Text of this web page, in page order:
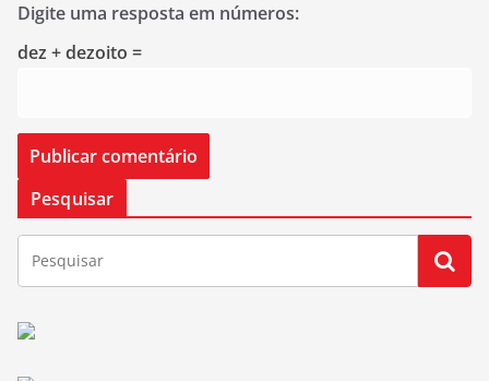
Digite uma resposta em números:
dez + dezoito =
Pesquisar